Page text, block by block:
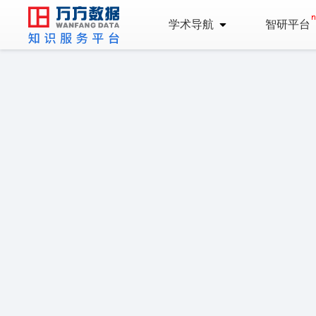
学术导航 智研平台